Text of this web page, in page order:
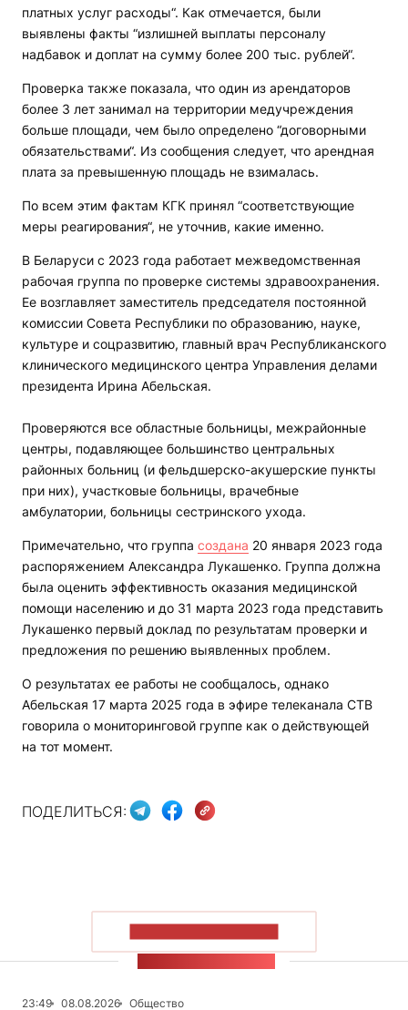
платных услуг расходы“. Как отмечается, были
выявлены факты “излишней выплаты персоналу
надбавок и доплат на сумму более 200 тыс. рублей“.
Проверка также показала, что один из арендаторов
более 3 лет занимал на территории медучреждения
больше площади, чем было определено “договорными
обязательствами“. Из сообщения следует, что арендная
плата за превышенную площадь не взималась.
По всем этим фактам КГК принял “соответствующие
меры реагирования“, не уточнив, какие именно.
В Беларуси с 2023 года работает межведомственная
рабочая группа по проверке системы здравоохранения.
Ее возглавляет заместитель председателя постоянной
комиссии Совета Республики по образованию, науке,
культуре и соцразвитию, главный врач Республиканского
клинического медицинского центра Управления делами
президента Ирина Абельская.
Проверяются все областные больницы, межрайонные
центры, подавляющее большинство центральных
районных больниц (и фельдшерско-акушерские пункты
при них), участковые больницы, врачебные
амбулатории, больницы сестринского ухода.
Примечательно, что группа создана 20 января 2023 года
распоряжением Александра Лукашенко. Группа должна
была оценить эффективность оказания медицинской
помощи населению и до 31 марта 2023 года представить
Лукашенко первый доклад по результатам проверки и
предложения по решению выявленных проблем.
О результатах ее работы не сообщалось, однако
Абельская 17 марта 2025 года в эфире телеканала СТВ
говорила о мониторинговой группе как о действующей
на тот момент.
ПОДЕЛИТЬСЯ:
23:49 08.08.2026 Общество